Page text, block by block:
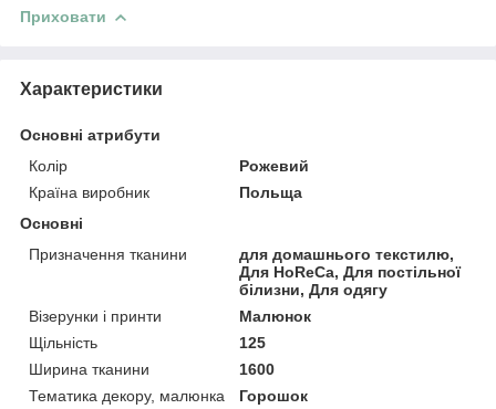
Приховати
Характеристики
Основні атрибути
Колір
Рожевий
Країна виробник
Польща
Основні
Призначення тканини
для домашнього текстилю,
Для HoReCa, Для постільної
білизни, Для одягу
Візерунки і принти
Малюнок
Щільність
125
Ширина тканини
1600
Тематика декору, малюнка
Горошок